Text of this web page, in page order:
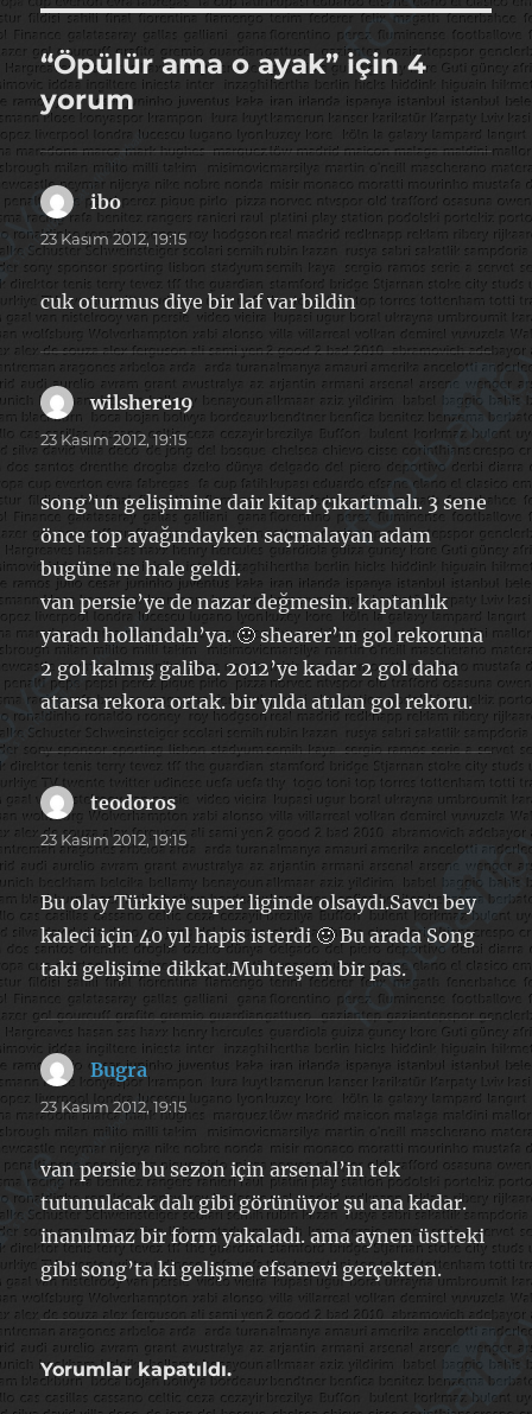
“Öpülür ama o ayak” için 4
yorum
ibodedi
ki:
23 Kasım 2012, 19:15
cuk oturmus diye bir laf var bildin
wilshere19dedi
ki:
23 Kasım 2012, 19:15
song’un gelişimine dair kitap çıkartmalı. 3 sene
önce top ayağındayken saçmalayan adam
bugüne ne hale geldi.
van persie’ye de nazar değmesin. kaptanlık
yaradı hollandalı’ya. 🙂 shearer’ın gol rekoruna
2 gol kalmış galiba. 2012’ye kadar 2 gol daha
atarsa rekora ortak. bir yılda atılan gol rekoru.
teodorosdedi
ki:
23 Kasım 2012, 19:15
Bu olay Türkiye super liginde olsaydı.Savcı bey
kaleci için 40 yıl hapis isterdi 🙂 Bu arada Song
taki gelişime dikkat.Muhteşem bir pas.
Bugradedi
ki:
23 Kasım 2012, 19:15
van persie bu sezon için arsenal’in tek
tutunulacak dalı gibi görünüyor şu ana kadar.
inanılmaz bir form yakaladı. ama aynen üstteki
gibi song’ta ki gelişme efsanevi gerçekten.
Yorumlar kapatıldı.